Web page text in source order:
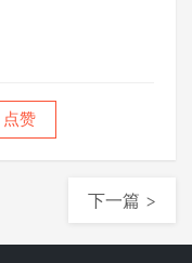
点赞
下一篇 >